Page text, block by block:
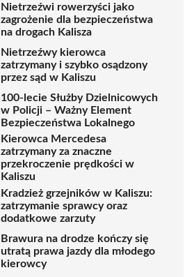
Nietrzeźwi rowerzyści jako
zagrożenie dla bezpieczeństwa
na drogach Kalisza
Nietrzeźwy kierowca
zatrzymany i szybko osądzony
przez sąd w Kaliszu
100-lecie Służby Dzielnicowych
w Policji – Ważny Element
Bezpieczeństwa Lokalnego
Kierowca Mercedesa
zatrzymany za znaczne
przekroczenie prędkości w
Kaliszu
Kradzież grzejników w Kaliszu:
zatrzymanie sprawcy oraz
dodatkowe zarzuty
Brawura na drodze kończy się
utratą prawa jazdy dla młodego
kierowcy